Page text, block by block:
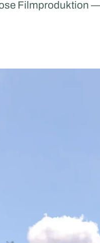
Filmproduktion